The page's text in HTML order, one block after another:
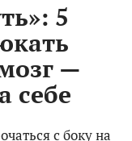
5
—
себе
с боку на